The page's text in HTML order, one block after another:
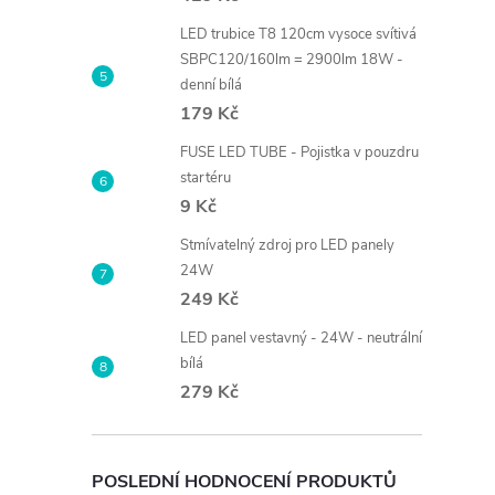
LED trubice T8 120cm vysoce svítivá
SBPC120/160lm = 2900lm 18W -
denní bílá
179 Kč
FUSE LED TUBE - Pojistka v pouzdru
startéru
9 Kč
Stmívatelný zdroj pro LED panely
24W
249 Kč
LED panel vestavný - 24W - neutrální
bílá
279 Kč
POSLEDNÍ HODNOCENÍ PRODUKTŮ